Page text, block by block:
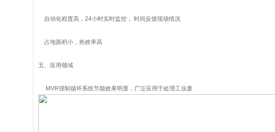
自动化程度高，24小时实时监控， 时间反馈现场情况
占地面积小，热效率高
五、应用领域
MVR强制循环系统节能效果明显，广泛应用于处理工业废